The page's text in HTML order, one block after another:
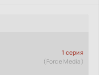
1 серия
(Force Media)